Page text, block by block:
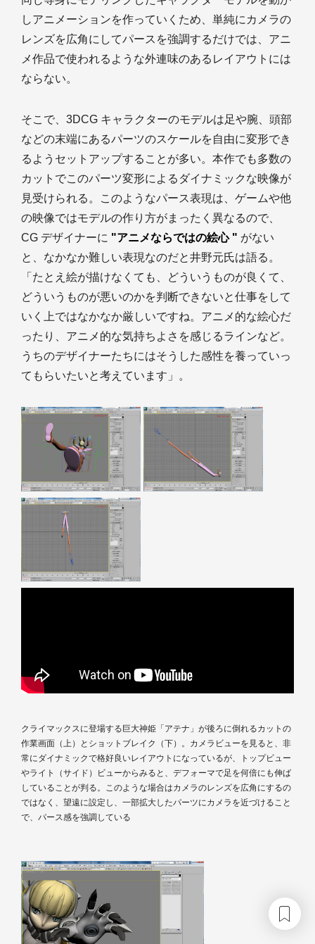
しアニメーションを作っていくため、単純にカメラの
レンズを広角にしてパースを強調するだけでは、アニ
メ作品で使われるような外連味のあるレイアウトには
ならない。
そこで、3DCG キャラクターのモデルは足や腕、頭部
などの末端にあるパーツのスケールを自由に変形でき
るようセットアップすることが多い。本作でも多数の
カットでこのパーツ変形によるダイナミックな映像が
見受けられる。このようなパース表現は、ゲームや他
の映像ではモデルの作り方がまったく異なるので、
CG デザイナーに "アニメならではの絵心 " がない
と、なかなか難しい表現なのだと井野元氏は語る。
「たとえ絵が描けなくても、どういうものが良くて、
どういうものが悪いのかを判断できないと仕事をして
いく上ではなかなか厳しいですね。アニメ的な絵心だ
ったり、アニメ的な気持ちよさを感じるラインなど。
うちのデザイナーたちにはそうした感性を養っていっ
てもらいたいと考えています」。
クライマックスに登場する巨大神姫「アテナ」が後ろに倒れるカットの
作業画面（上）とショットブレイク（下）。カメラビューを見ると、非
常にダイナミックで格好良いレイアウトになっているが、トップビュー
やライト（サイド）ビューからみると、デフォーマで足を何倍にも伸ば
していることが判る。このような場合はカメラのレンズを広角にするの
ではなく、望遠に設定し、一部拡大したパーツにカメラを近づけること
で、パース感を強調している